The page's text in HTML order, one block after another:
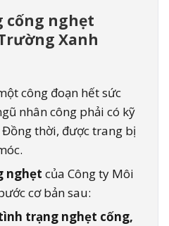
cống nghẹt
Xanh
công đoạn hết sức
nhân công phải có kỹ
thời, được trang bị
nghẹt của Công ty Môi
cơ bản sau:
trạng nghẹt cống,